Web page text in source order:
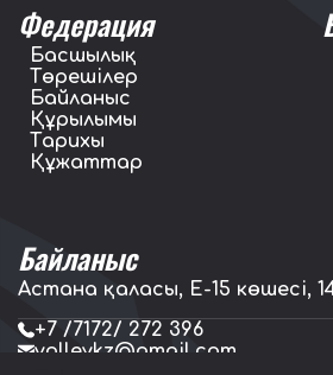
Федерация
Басшылық
Төрешілер
Байланыс
Құрылымы
Тарихы
Құжаттар
Байланыс
Астана қаласы, E-15 көшесі,
+7 /7172/ 272 396
volleykz@gmail.com